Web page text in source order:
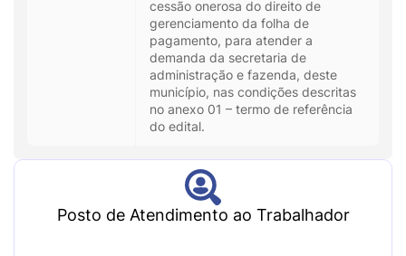
cessão onerosa do direito de
gerenciamento da folha de
pagamento, para atender a
demanda da secretaria de
administração e fazenda, deste
município, nas condições descritas
no anexo 01 – termo de referência
do edital.
Posto de Atendimento ao Trabalhador